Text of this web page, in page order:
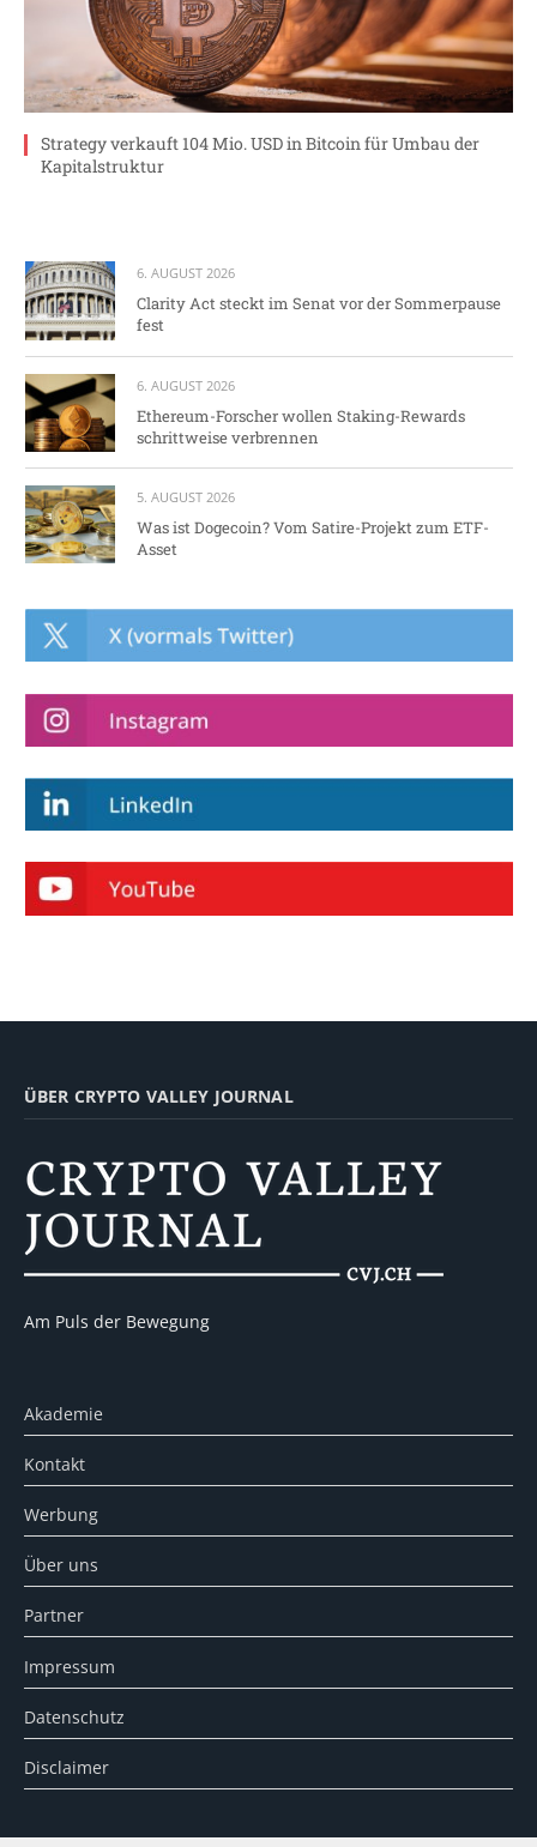
Strategy verkauft 104 Mio. USD in Bitcoin für Umbau der
Kapitalstruktur
6. AUGUST 2026
Clarity Act steckt im Senat vor der Sommerpause
fest
6. AUGUST 2026
Ethereum-Forscher wollen Staking-Rewards
schrittweise verbrennen
5. AUGUST 2026
Was ist Dogecoin? Vom Satire-Projekt zum ETF-
Asset
ÜBER CRYPTO VALLEY JOURNAL
Am Puls der Bewegung
Akademie
Kontakt
Werbung
Über uns
Partner
Impressum
Datenschutz
Disclaimer